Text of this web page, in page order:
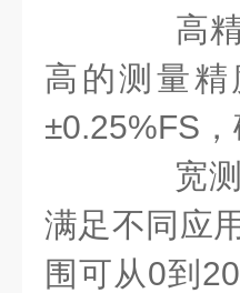
高精
高的测量
±0.25%FS
宽测
满足不同应
围可从0到